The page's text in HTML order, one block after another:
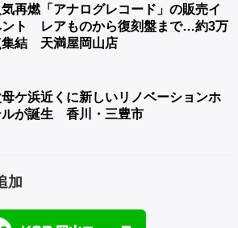
気再燃「アナログレコード」の販売イ
ント レアものから復刻盤まで…約3万
集結 天満屋岡山店
ケ浜近くに新しいリノベーションホ
ルが誕生 香川・三豊市
加